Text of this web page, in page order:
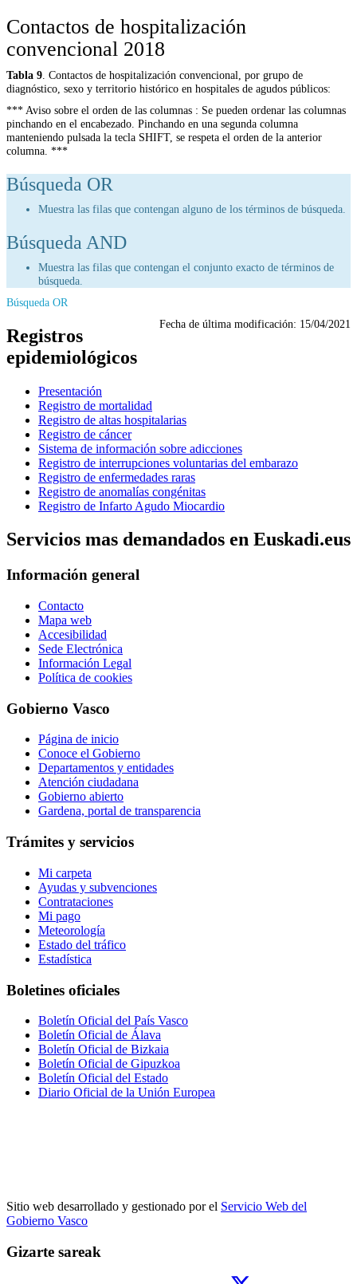
Contactos de hospitalización
convencional 2018
Tabla 9 . Contactos de hospitalización convencional, por grupo de
diagnóstico, sexo y territorio histórico en hospitales de agudos públicos:
*** Aviso sobre el orden de las columnas : Se pueden ordenar las columnas
pinchando en el encabezado. Pinchando en una segunda columna
manteniendo pulsada la tecla SHIFT, se respeta el orden de la anterior
columna. ***
Búsqueda OR
Muestra las filas que contengan alguno de los términos de búsqueda.
Búsqueda AND
Muestra las filas que contengan el conjunto exacto de términos de
búsqueda.
Búsqueda OR
Fecha de última modificación: 15/04/2021
Registros
epidemiológicos
Presentación
Registro de mortalidad
Registro de altas hospitalarias
Registro de cáncer
Sistema de información sobre adicciones
Registro de interrupciones voluntarias del embarazo
Registro de enfermedades raras
Registro de anomalías congénitas
Registro de Infarto Agudo Miocardio
Servicios mas demandados en Euskadi.eus
Información general
Contacto
Mapa web
Accesibilidad
Sede Electrónica
Información Legal
Política de cookies
Gobierno Vasco
Página de inicio
Conoce el Gobierno
Departamentos y entidades
Atención ciudadana
Gobierno abierto
Gardena, portal de transparencia
Trámites y servicios
Mi carpeta
Ayudas y subvenciones
Contrataciones
Mi pago
Meteorología
Estado del tráfico
Estadística
Boletines oficiales
Boletín Oficial del País Vasco
Boletín Oficial de Álava
Boletín Oficial de Bizkaia
Boletín Oficial de Gipuzkoa
Boletín Oficial del Estado
Diario Oficial de la Unión Europea
Sitio web desarrollado y gestionado por el Servicio Web del
Gobierno Vasco
Gizarte sareak